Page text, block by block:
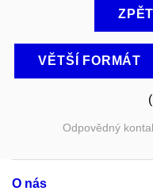
VĚTŠÍ FORMÁT
(
Odpovědný
O nás